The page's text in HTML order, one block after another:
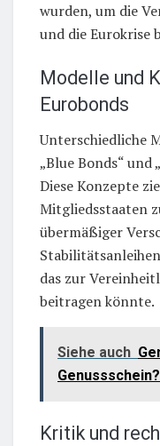
wurden, um die
und die Eurokrise
Modelle und
Eurobonds
Unterschiedliche
„Blue Bonds“
Diese Konzepte
Mitgliedsstaaten
übermäßiger
das zur
beitragen könnte.
Siehe auch
Genussschein?
Kritik und